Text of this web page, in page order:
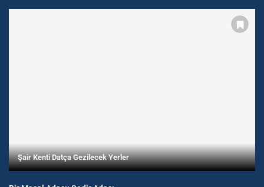
Şair Kenti Datça Gezilecek Yerler